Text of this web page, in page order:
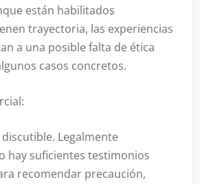
están habilitados
trayectoria, las experiencias
a una posible falta de ética
casos concretos.
Legalmente
hay suficientes testimonios
recomendar precaución,